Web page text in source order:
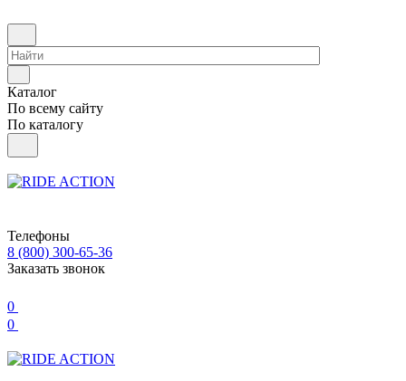
Каталог
По всему сайту
По каталогу
Телефоны
8 (800) 300-65-36
Заказать звонок
0
0